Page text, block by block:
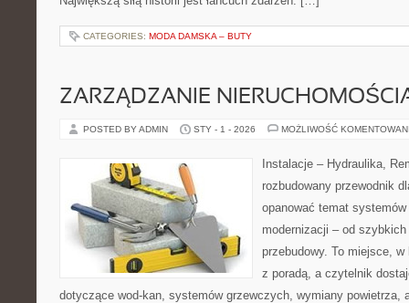
CATEGORIES: MODA DAMSKA – BUTY
ZARZĄDZANIE
POSTED BY ADMIN STY - 1 - 2026 MOŻLIWOŚĆ
Instalacje – Hydraulika,
rozbudowany przewodnik
opanować temat
modernizacji – od
przebudowy. To miejsce,
z poradą, a czytelnik
dotyczące wod-kan, systemów grzewczych, wymiany powietrza,